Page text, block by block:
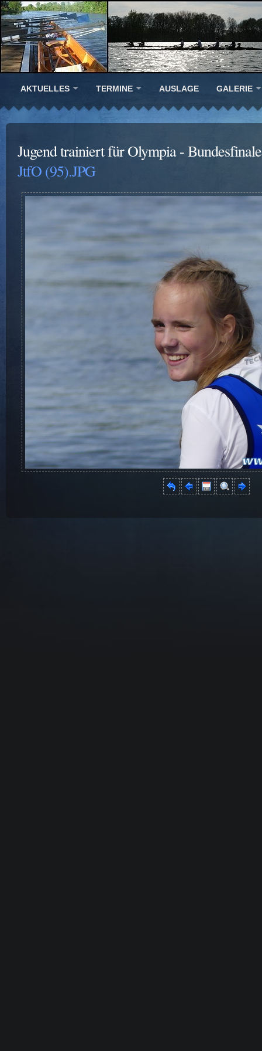
AKTUELLES TERMINE AUSLAGE GALERIE
Jugend trainiert für Olympia -
JtfO (95).JPG